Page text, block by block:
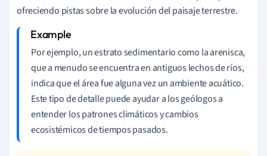
ofreciendo pistas sobre la evolución del paisaje terrestre.
Por ejemplo, un estrato sedimentario como la arenisca,
que a menudo se encuentra en antiguos lechos de ríos,
indica que el área fue alguna vez un ambiente acuático.
Este tipo de detalle puede ayudar a los geólogos a
entender los patrones climáticos y cambios
ecosistémicos de tiempos pasados.